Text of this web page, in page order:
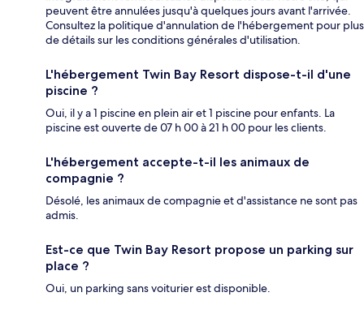
peuvent être annulées jusqu'à quelques jours avant l'arrivée.
Consultez la politique d'annulation de l'hébergement pour plus
de détails sur les conditions générales d'utilisation.
L'hébergement Twin Bay Resort dispose-t-il d'une
piscine ?
Oui, il y a 1 piscine en plein air et 1 piscine pour enfants. La
piscine est ouverte de 07 h 00 à 21 h 00 pour les clients.
L'hébergement accepte-t-il les animaux de
compagnie ?
Désolé, les animaux de compagnie et d'assistance ne sont pas
admis.
Est-ce que Twin Bay Resort propose un parking sur
place ?
Oui, un parking sans voiturier est disponible.